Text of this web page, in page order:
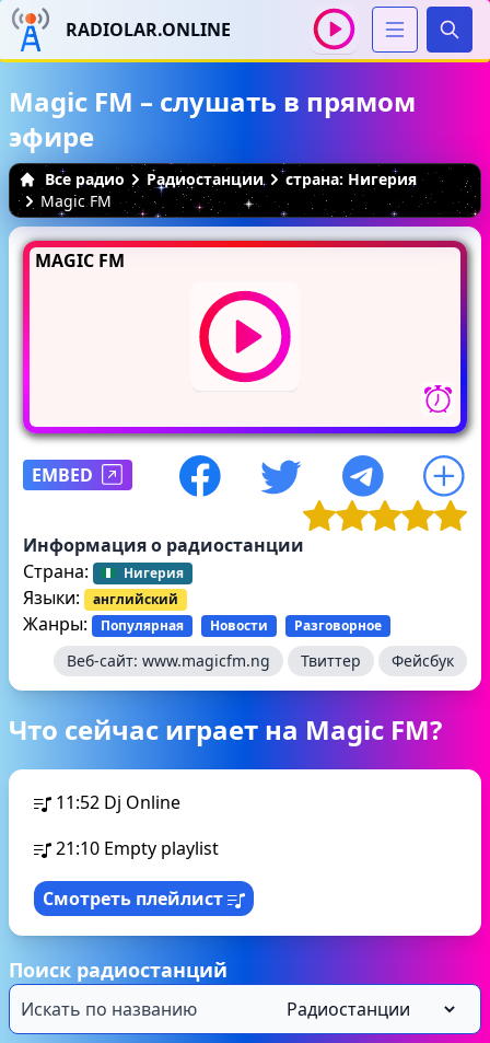
RADIOLAR.ONLINE
Magic FM – слушать в прямом
эфире
Все радио Радиостанции
страна: Нигерия
Magic FM
MAGIC FM
EMBED
Информация о радиостанции
Страна:
Нигерия
Языки: английский
Жанры: Популярная Новости Разговорное
Веб-сайт: www.magicfm.ng Твиттер Фейсбук
Что сейчас играет на Magic FM?
11:52 Dj Online
21:10 Empty playlist
Смотреть плейлист
Поиск радиостанций